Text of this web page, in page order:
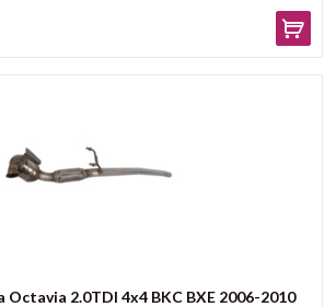
2.0TDI 4x4 BKC BXE 2006-2010